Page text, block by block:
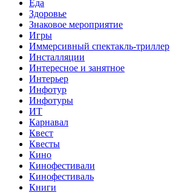
Еда
Здоровье
Знаковое мероприятие
Игры
Иммерсивный спектакль-триллер
Инсталляции
Интересное и занятное
Интерьер
Инфотур
Инфотуры
ИТ
Карнавал
Квест
Квесты
Кино
Кинофестивали
Кинофестиваль
Книги